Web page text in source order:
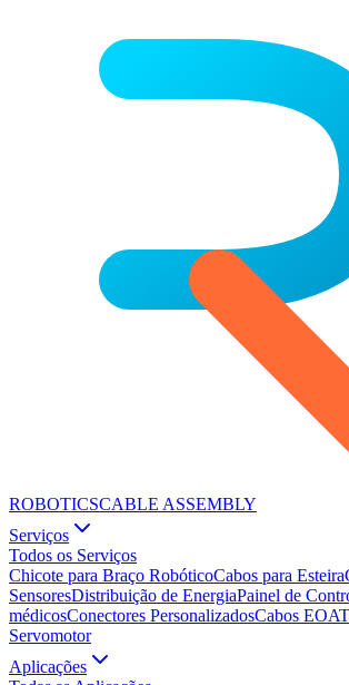
ROBOTICSCABLE ASSEMBLY
Serviços
Todos os Serviços
Chicote para Braço RobóticoCabos para Esteira
SensoresDistribuição de EnergiaPainel de
médicosConectores PersonalizadosCabos EOAT
Servomotor
Aplicações